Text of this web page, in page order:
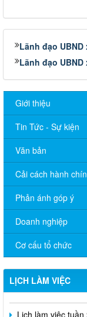
Lãnh đạo UBND
Lãnh đạo UBND
Giới thiệu
Tin Tức - Sự kiện
Văn bản
Cải cách hành
Phản ánh góp ý
Doanh nghiệp
Cơ cấu tổ chức
LỊCH LÀM VIỆC
Lịch làm việc của
Lịch làm việc tuần
LỊCH LÀM VIỆC
Lịch làm việc